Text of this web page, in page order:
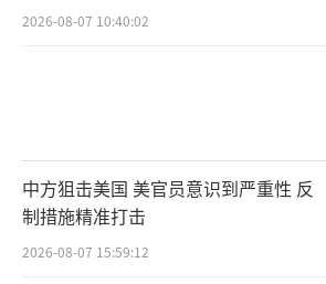
2026-08-07 10:40:02
中方狙击美国 美官员意识到严重性 反
制措施精准打击
2026-08-07 15:59:12